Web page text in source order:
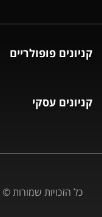
קניונים פופולריים
קניונים עסקי
כל הזכויות שמורות ©